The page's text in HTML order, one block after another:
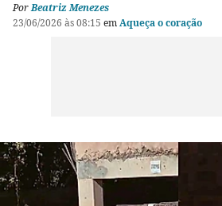
PorBeatriz Menezes
23/06/2026 às 08:15 emAqueça o coração